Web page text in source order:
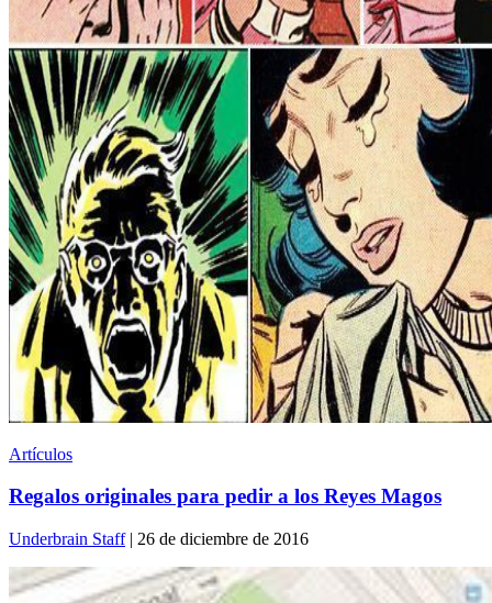
Artículos
Regalos originales para pedir a los Reyes Magos
Underbrain Staff| 26 de diciembre de 2016